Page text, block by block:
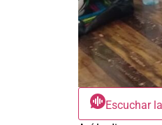
Escuchar